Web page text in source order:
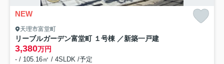
NEW
天理市富堂町
リーブルガーデン富堂町 １号棟 ／新築一戸建
3,380万円
- / 105.16㎡ / 4SLDK /予定